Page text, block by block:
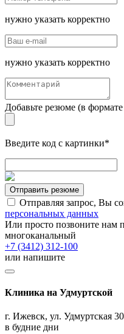
нужно указать корректно
нужно указать корректно
Добавьте резюме (в
Введите код с картинки*
Отправить резюме
Отправляя запрос, Вы
персональных данных
Или просто позвоните нам
многоканальный
+7 (3412) 312-100
или напишите
Клиника на Удмуртской
г. Ижевск, ул. Удмуртская
в будние дни